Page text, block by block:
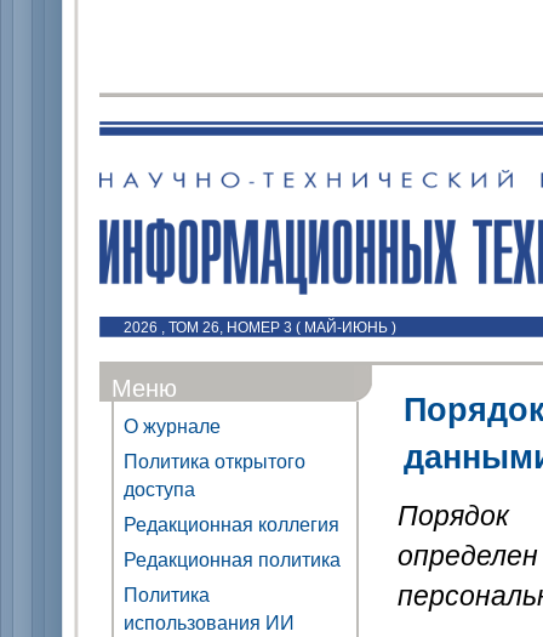
2026 , ТОМ 26, НОМЕР 3 ( МАЙ-ИЮНЬ )
Меню
О журнале
Политика открытого
доступа
Редакционная коллегия
Редакционная политика
Политика
использования ИИ